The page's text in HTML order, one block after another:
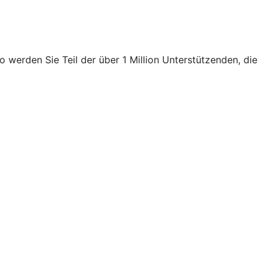
werden Sie Teil der über 1 Million Unterstützenden, die